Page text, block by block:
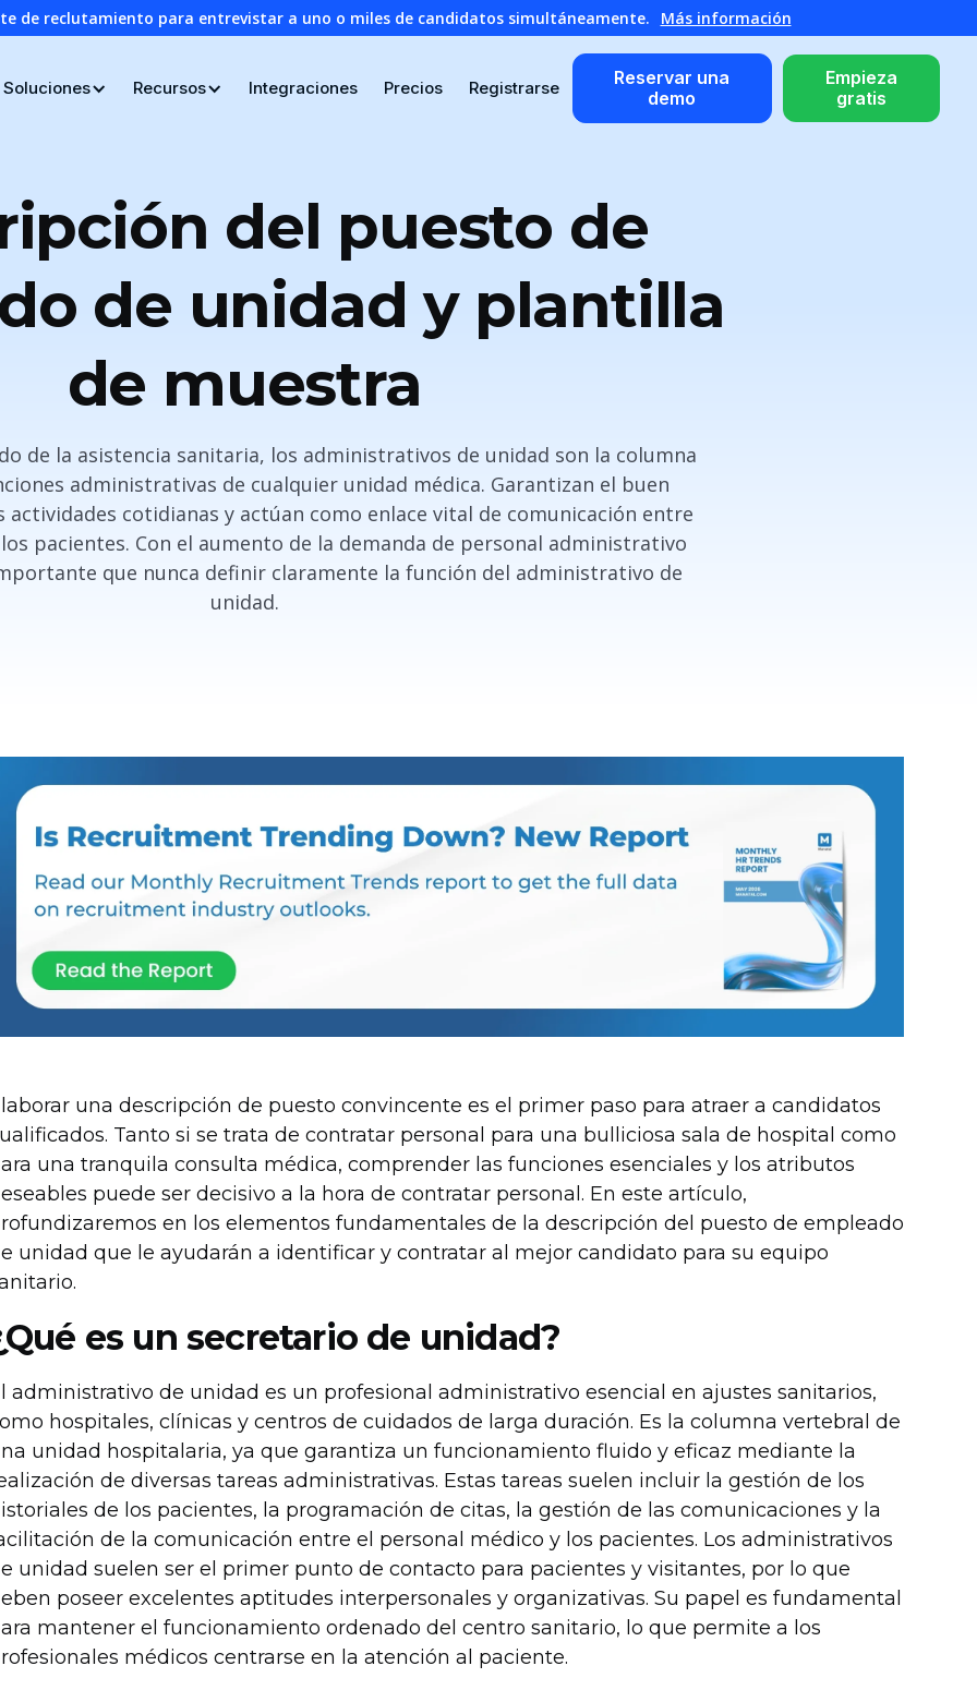
de reclutamiento para entrevistar a uno o miles de candidatos simultáneamente. Más información
Soluciones Recursos Integraciones Precios Registrarse
Reservar una
demo
Empieza
gratis
del puesto de
de unidad y plantilla
de muestra
de la asistencia sanitaria, los administrativos de unidad son la columna
administrativas de cualquier unidad médica. Garantizan el buen
cotidianas y actúan como enlace vital de comunicación entre
pacientes. Con el aumento de la demanda de personal administrativo
que nunca definir claramente la función del administrativo de
unidad.
una descripción de puesto convincente es el primer paso para atraer a candidatos
Tanto si se trata de contratar personal para una bulliciosa sala de hospital como
una tranquila consulta médica, comprender las funciones esenciales y los atributos
puede ser decisivo a la hora de contratar personal. En este artículo,
en los elementos fundamentales de la descripción del puesto de empleado
unidad que le ayudarán a identificar y contratar al mejor candidato para su equipo
es un secretario de unidad?
administrativo de unidad es un profesional administrativo esencial en ajustes sanitarios,
hospitales, clínicas y centros de cuidados de larga duración. Es la columna vertebral de
unidad hospitalaria, ya que garantiza un funcionamiento fluido y eficaz mediante la
de diversas tareas administrativas. Estas tareas suelen incluir la gestión de los
de los pacientes, la programación de citas, la gestión de las comunicaciones y la
de la comunicación entre el personal médico y los pacientes. Los administrativos
unidad suelen ser el primer punto de contacto para pacientes y visitantes, por lo que
poseer excelentes aptitudes interpersonales y organizativas. Su papel es fundamental
mantener el funcionamiento ordenado del centro sanitario, lo que permite a los
médicos centrarse en la atención al paciente.